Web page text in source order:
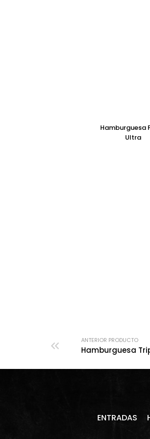
Hamburguesa
Ultra
ANTERIOR PRODUCTO
Hamburguesa
ENTRADAS